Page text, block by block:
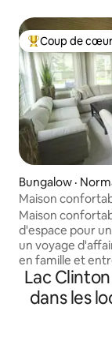
Coup de cœur
Coup de
Bungalow ·
Maison
d'espace - 1 mile
Maison
d'espace pour
un voyage
en famille et entre amis !
cour, à 1/2 mile
du shopping et
Constitution Trail.
confort et
Lac
dans les